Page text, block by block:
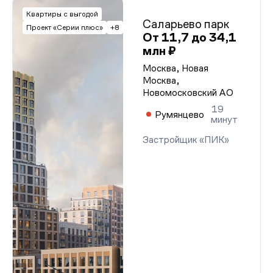
Квартиры с выгодой
Проект «Серии плюс»
+8
Саларьево парк
От 11,7 до 34,1
млн ₽
Москва, Новая
Москва,
Новомосковский АО
Румянцево
19
минут
Застройщик «ПИК»